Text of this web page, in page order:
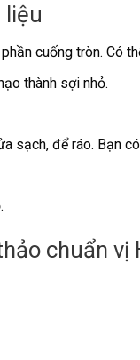
liệu
cuống tròn. Có
thành sợi nhỏ.
sạch, để ráo. Bạn